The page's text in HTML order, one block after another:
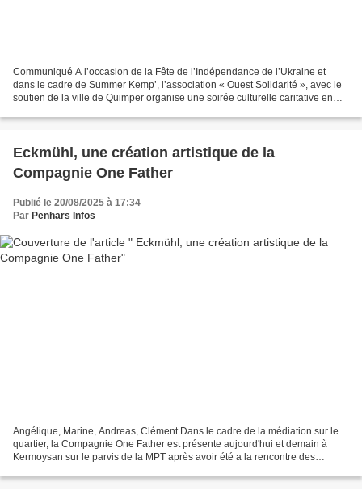
Communiqué A l’occasion de la Fête de l’Indépendance de l’Ukraine et
dans le cadre de Summer Kemp’, l’association « Ouest Solidarité », avec le
soutien de la ville de Quimper organise une soirée culturelle caritative en
Eckmühl, une création artistique de la
Compagnie One Father
Publié le 20/08/2025 à 17:34
Par Penhars Infos
Angélique, Marine, Andreas, Clément Dans le cadre de la médiation sur le
quartier, la Compagnie One Father est présente aujourd'hui et demain à
Kermoysan sur le parvis de la MPT après avoir été a la rencontre des